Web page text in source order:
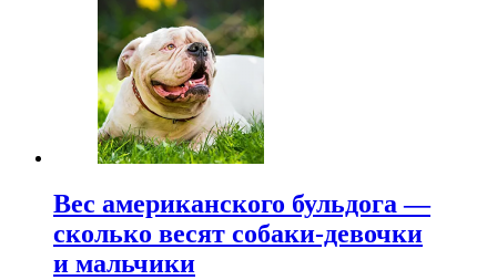
Вес американского бульдога —
сколько весят собаки-девочки
и мальчики